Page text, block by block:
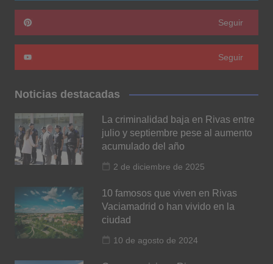
Seguir
Seguir
Noticias destacadas
La criminalidad baja en Rivas entre
julio y septiembre pese al aumento
acumulado del año
2 de diciembre de 2025
10 famosos que viven en Rivas
Vaciamadrid o han vivido en la
ciudad
10 de agosto de 2024